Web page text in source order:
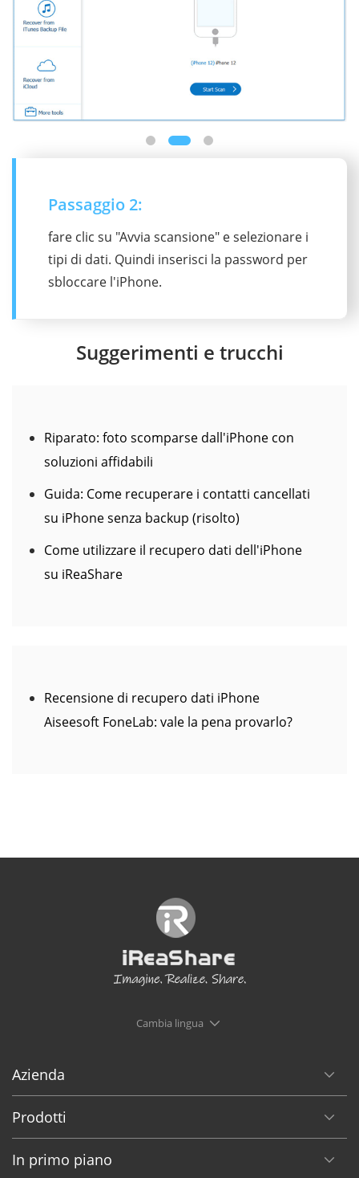
Passaggio 2:
fare clic su "Avvia scansione" e selezionare i
tipi di dati. Quindi inserisci la password per
sbloccare l'iPhone.
Suggerimenti e trucchi
Riparato: foto scomparse dall'iPhone con
soluzioni affidabili
Guida: Come recuperare i contatti cancellati
su iPhone senza backup (risolto)
Come utilizzare il recupero dati dell'iPhone
su iReaShare
Recensione di recupero dati iPhone
Aiseesoft FoneLab: vale la pena provarlo?
Cambia lingua
Azienda
Prodotti
In primo piano